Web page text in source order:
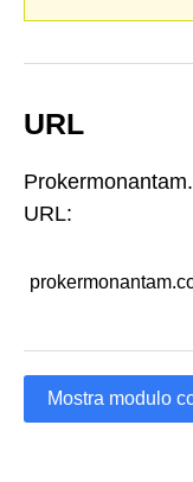
URL
URL:
Mostra modulo